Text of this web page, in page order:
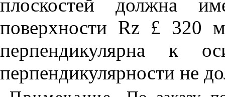
плоскостей должна
поверхности Rz £ 320
перпендикулярна к
перпендикулярности не